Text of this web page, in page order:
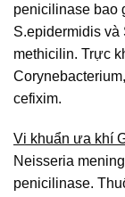
penicilinase bao
S.epidermidis và
methicilin. Trực
cefixim.
Vi khuẩn ưa khí
Neisseria
penicilinase.